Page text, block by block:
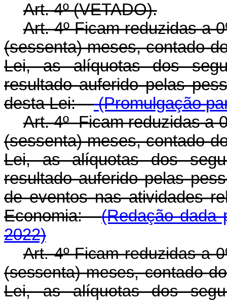
Art. 4º (VETADO).
Art. 4º Ficam reduzidas a
(sessenta) meses, contado
Lei, as alíquotas dos
resultado auferido pelas
desta Lei:(Promulgação
Art. 4º Ficam reduzidas a
(sessenta) meses, contado
Lei, as alíquotas dos
resultado auferido pelas
de eventos nas atividades
Economia:(Redação dada
2022)
Art. 4º Ficam reduzidas a
(sessenta) meses, contado
Lei, as alíquotas dos